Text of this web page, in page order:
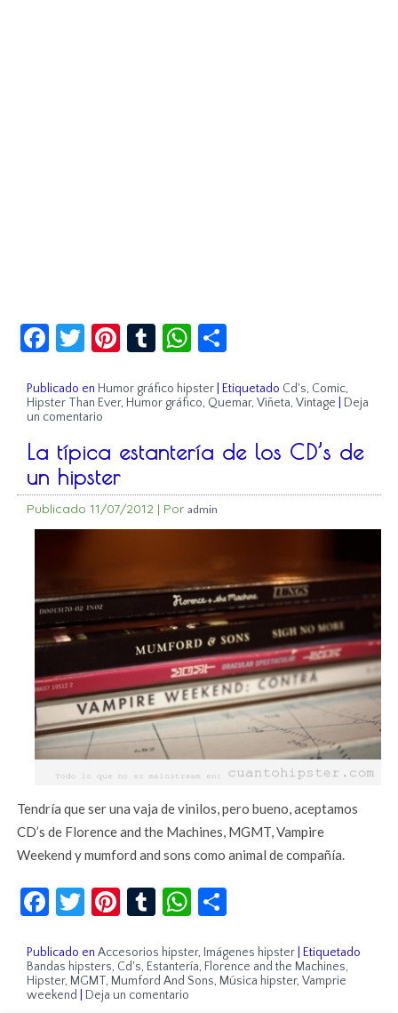
Facebook
Twitter
Pinterest
TumblrWhatsApp
Publicado en Humor gráfico hipster |Etiquetado Cd's, Comic,
Hipster Than Ever, Humor gráfico, Quemar,Viñeta,Vintage
Deja
un comentario
La típica estantería de los CD’s de
un hipster
Publicado 11/07/2012 | Por admin
Tendría que ser una vaja de vinilos, pero bueno, aceptamos
CD’s de Florence and the Machines, MGMT, Vampire
Weekend y mumford and sons como animal de compañía.
Facebook
Twitter
Pinterest
TumblrWhatsApp
Publicado en Accesorios hipster, Imágenes hipster |Etiquetado
Bandas hipsters, Cd's, Estantería, Florence and the Machines,
Hipster, MGMT, Mumford And Sons, Música hipster,Vamprie
weekend
Deja un comentario